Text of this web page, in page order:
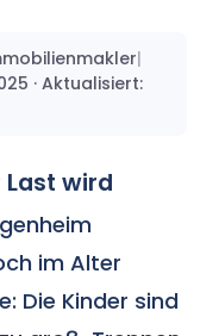
|
· Aktualisiert:
Last wird
im Alter
Die Kinder sind